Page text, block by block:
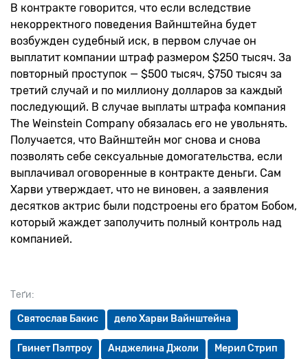
Теґи:
Святослав Бакис дело Харви Вайнштейна
Гвинет Пэлтроу Анджелина Джоли Мерил Стрип
В контракте говорится, что если вследствие
некорректного поведения Вайнштейна будет
возбужден судебный иск, в первом случае он
выплатит компании штраф размером $250 тысяч. За
повторный проступок — $500 тысяч, $750 тысяч за
третий случай и по миллиону долларов за каждый
последующий. В случае выплаты штрафа компания
The Weinstein Company обязалась его не увольнять.
Получается, что Вайнштейн мог снова и снова
позволять себе сексуальные домогательства, если
выплачивал оговоренные в контракте деньги. Сам
Харви утверждает, что не виновен, а заявления
десятков актрис были подстроены его братом Бобом,
который жаждет заполучить полный контроль над
компанией.